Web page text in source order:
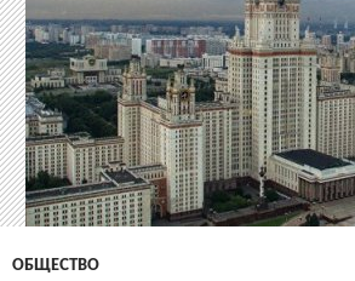
ОБЩЕСТВО